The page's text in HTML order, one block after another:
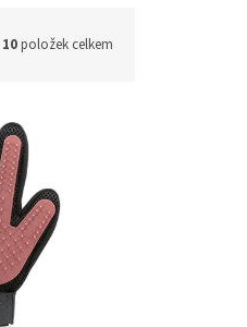
10položek celkem